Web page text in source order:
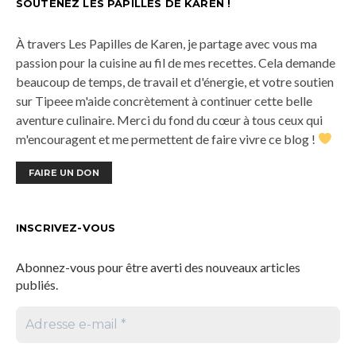
SOUTENEZ LES PAPILLES DE KAREN !
À travers Les Papilles de Karen, je partage avec vous ma
passion pour la cuisine au fil de mes recettes. Cela demande
beaucoup de temps, de travail et d'énergie, et votre soutien
sur Tipeee m'aide concrètement à continuer cette belle
aventure culinaire. Merci du fond du cœur à tous ceux qui
m'encouragent et me permettent de faire vivre ce blog !
FAIRE UN DON
INSCRIVEZ-VOUS
Abonnez-vous pour être averti des nouveaux articles
publiés.